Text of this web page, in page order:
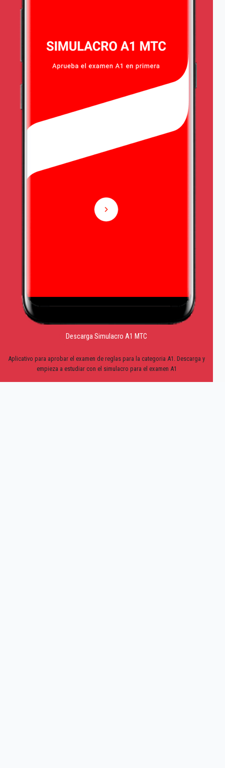
Descarga Simulacro A1 MTC
Aplicativo para aprobar el examen de reglas para la categoria A1. Descarga y
empieza a estudiar con el simulacro para el examen A1